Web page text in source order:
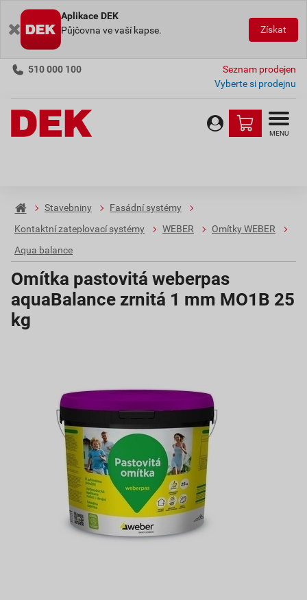
Aplikace DEK
Půjčovna ve vaší kapse.
Získat
510 000 100
Seznam prodejen
Vyberte si prodejnu
MENU
Stavebniny
Fasádní systémy
Kontaktní zateplovací systémy
WEBER
Omítky WEBER
Aqua balance
Omítka pastovitá weberpas
aquaBalance zrnitá 1 mm MO1B 25
kg